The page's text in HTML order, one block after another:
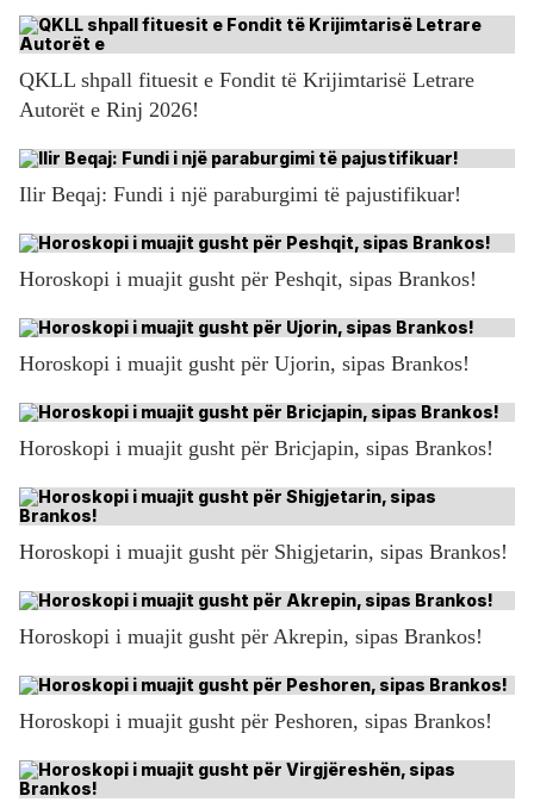
QKLL shpall fituesit e Fondit të Krijimtarisë Letrare
Autorët e Rinj 2026!
Ilir Beqaj: Fundi i një paraburgimi të pajustifikuar!
Horoskopi i muajit gusht për Peshqit, sipas Brankos!
Horoskopi i muajit gusht për Ujorin, sipas Brankos!
Horoskopi i muajit gusht për Bricjapin, sipas Brankos!
Horoskopi i muajit gusht për Shigjetarin, sipas Brankos!
Horoskopi i muajit gusht për Akrepin, sipas Brankos!
Horoskopi i muajit gusht për Peshoren, sipas Brankos!